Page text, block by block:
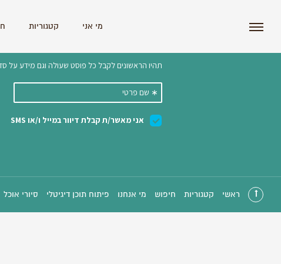
מי אני קטגוריות
הצטרפו לניוזלטר שלנו
ראשי קטגוריות חיפוש מי אנחנו פיתוח תוכן דיגיטלי סיורי אוכל